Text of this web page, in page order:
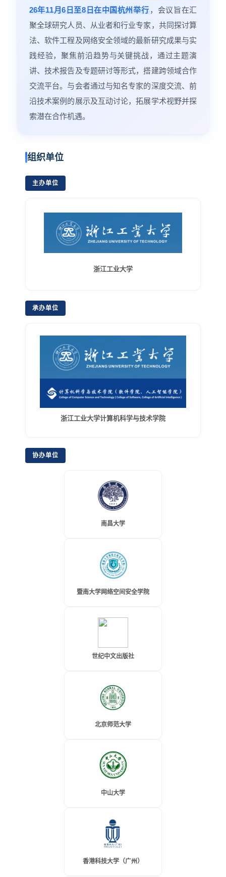
26年11月6日至8日在中国杭州举行 ，会议旨在汇
聚全球研究人员、从业者和行业专家，共同探讨算
法、软件工程及网络安全领域的最新研究成果与实
践经验，聚焦前沿趋势与关键挑战，通过主题演
讲、技术报告及专题研讨等形式，搭建跨领域合作
交流平台。与会者通过与知名专家的深度交流、前
沿技术案例的展示及互动讨论，拓展学术视野并探
索潜在合作机遇。
组织单位
主办单位
浙江工业大学
承办单位
浙江工业大学计算机科学与技术学院
协办单位
南昌大学
暨南大学网络空间安全学院
世纪中文出版社
北京师范大学
中山大学
香港科技大学（广州）